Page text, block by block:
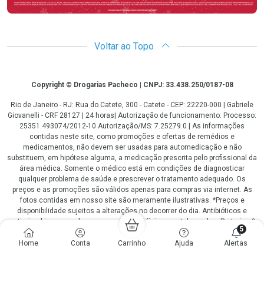
Home Conta Carrinho Ajuda Alertas
5
Voltar ao Topo
CopyrightCopyright © Drogarias Pacheco | CNPJ: 33.438.250/0187-08
Rio de Janeiro - RJ: Rua do Catete, 300 - Catete - CEP: 22220-000 | Gabriele
Giovanelli - CRF 28127 | 24 horas| Autorização de funcionamento: Processo:
25351.493074/2012-10 Autorização/MS: 7.25279.0 | As informações
contidas neste site, como promoções e ofertas de remédios e
medicamentos, não devem ser usadas para automedicação e não
substituem, em hipótese alguma, a medicação prescrita pelo profissional da
área médica. Somente o médico está em condições de diagnosticar
qualquer problema de saúde e prescrever o tratamento adequado. Os
preços e as promoções são válidos apenas para compras via internet. As
fotos contidas em nosso site são meramente ilustrativas. *Preços e
disponibilidade sujeitos a alterações no decorrer do dia. Antibióticos e
antimicrobianos vendas apenas em lojas físicas ou televendas. Portaria nº
344 - 01/02/1999 - Ministério da Saúde. Horário de funcionamento Central
de Vendas e Atendimento ao Cliente 4020 4404 ou 0800 282 10 10 de